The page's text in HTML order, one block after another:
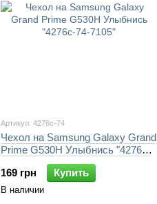
Артикул: 4276c-74
Чехол на Samsung Galaxy Grand
Prime G530H Улыбнись "4276c-
169 грн
Купить
В наличии